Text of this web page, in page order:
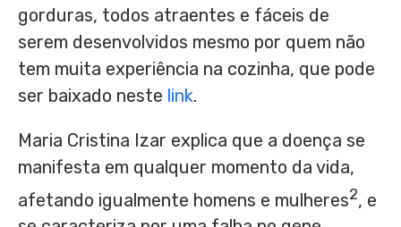
gorduras, todos atraentes e fáceis de
serem desenvolvidos mesmo por quem não
tem muita experiência na cozinha, que pode
ser baixado neste link.
Maria Cristina Izar explica que a doença se
manifesta em qualquer momento da vida,
afetando igualmente homens e mulheres2, e